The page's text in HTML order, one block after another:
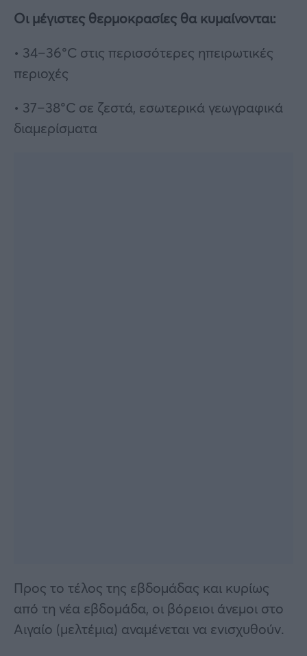
Οι μέγιστες θερμοκρασίες θα κυμαίνονται:
• 34–36°C στις περισσότερες ηπειρωτικές
περιοχές
• 37–38°C σε ζεστά, εσωτερικά γεωγραφικά
διαμερίσματα
Προς το τέλος της εβδομάδας και κυρίως
από τη νέα εβδομάδα, οι βόρειοι άνεμοι στο
Αιγαίο (μελτέμια) αναμένεται να ενισχυθούν.